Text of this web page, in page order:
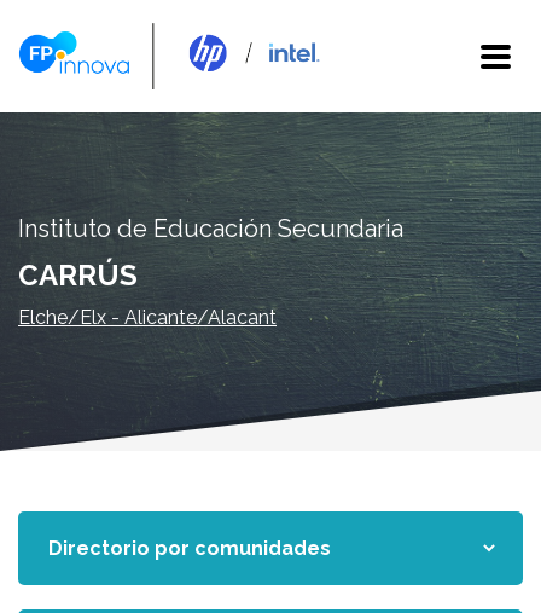
Instituto de Educación Secundaria
CARRÚS
Elche/Elx - Alicante/Alacant